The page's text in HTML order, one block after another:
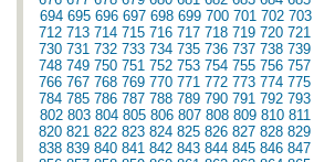
694 695 696 697 698 699 700 701 702 703
712 713 714 715 716 717 718 719 720 721
730 731 732 733 734 735 736 737 738 739
748 749 750 751 752 753 754 755 756 757
766 767 768 769 770 771 772 773 774 775
784 785 786 787 788 789 790 791 792 793
802 803 804 805 806 807 808 809 810 811
820 821 822 823 824 825 826 827 828 829
838 839 840 841 842 843 844 845 846 847